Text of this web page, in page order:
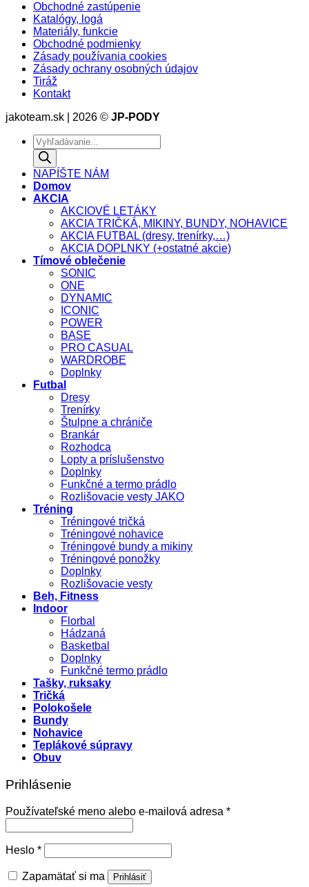
Obchodné zastúpenie
Katalógy, logá
Materiály, funkcie
Obchodné podmienky
Zásady používania cookies
Zásady ochrany osobných údajov
Tiráž
Kontakt
jakoteam.sk | 2026 © JP-PODY
Products
search
NAPÍŠTE NÁM
Domov
AKCIA
AKCIOVÉ LETÁKY
AKCIA TRIČKÁ, MIKINY, BUNDY, NOHAVICE
AKCIA FUTBAL (dresy, trenírky,…)
AKCIA DOPLNKY (+ostatné akcie)
Tímové oblečenie
SONIC
ONE
DYNAMIC
ICONIC
POWER
BASE
PRO CASUAL
WARDROBE
Doplnky
Futbal
Dresy
Trenírky
Štulpne a chrániče
Brankár
Rozhodca
Lopty a príslušenstvo
Doplnky
Funkčné a termo prádlo
Rozlišovacie vesty JAKO
Tréning
Tréningové tričká
Tréningové nohavice
Tréningové bundy a mikiny
Tréningové ponožky
Doplnky
Rozlišovacie vesty
Beh, Fitness
Indoor
Florbal
Hádzaná
Basketbal
Doplnky
Funkčné termo prádlo
Tašky, ruksaky
Tričká
Polokošele
Bundy
Nohavice
Teplákové súpravy
Obuv
Prihlásenie
Používateľské meno alebo e-mailová adresa *Povinné
Heslo *Povinné
Zapamätať si ma Prihlásiť